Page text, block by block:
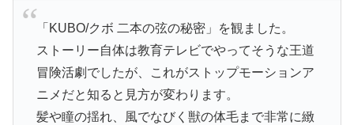
「KUBO/クボ 二本の弦の秘密」を観ました。
ストーリー自体は教育テレビでやってそうな王道
冒険活劇でしたが、これがストップモーションア
ニメだと知ると見方が変わります。
髪や瞳の揺れ、風でなびく獣の体毛まで非常に緻